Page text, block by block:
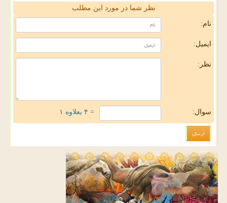
نظر شما در مورد این مطلب
نام:
ایمیل:
نظر:
سوال: = ۴ بعلاوه ۱